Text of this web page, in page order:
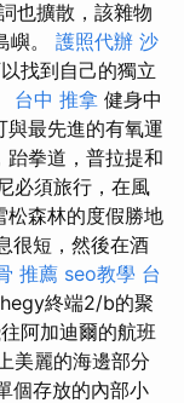
也擴散，該雜物
嶼。 護照代辦 沙
找到自己的獨立
台中 推拿 健身中
與最先進的有氧運
跆拳道，普拉提和
必須旅行，在風
松森林的度假勝地
很短，然後在酒
推薦 seo教學 台
終端2/b的聚
阿加迪爾的航班
美麗的海邊部分
個存放的內部小